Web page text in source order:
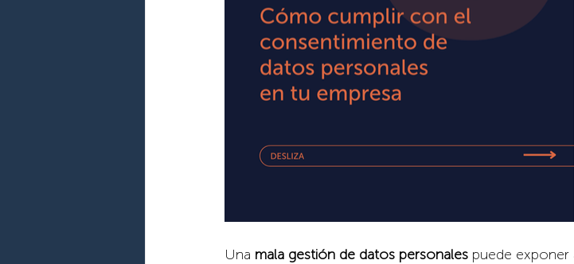
Una mala gestión de datos personales puede exponer